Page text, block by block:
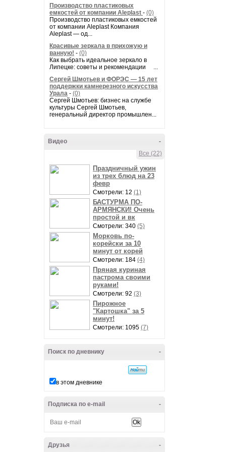
Производство пластиковых
емкостей от компании Aleplast - (0)
Производство пластиковых емкостей
от компании Aleplast Компания
Aleplast — од...
Красивые зеркала в прихожую и
ванную! - (0)
Как выбрать идеальное зеркало в
Липецке: советы и рекомендации ...
Сергей Шмотьев и ФОРЭС — 15 лет
поддержки камнерезного искусства
Урала - (0)
Сергей Шмотьев: бизнес на службе
культуры Сергей Шмотьев,
генеральный директор промышлен...
-
Видео
Все (22)
Праздничный ужин
из трех блюд на 23
февр
Смотрели: 12 (1)
БАСТУРМА ПО-
АРМЯНСКИ! Очень
простой и вк
Смотрели: 340 (5)
Морковь по-
корейски за 10
минут от корей
Смотрели: 184 (4)
Пряная куриная
пастрома своими
руками!
Смотрели: 92 (3)
Пирожное
"Картошка" за 5
минут!
Смотрели: 1095 (7)
-
Поиск по дневнику
в этом дневнике
-
Подписка по e-mail
-
Друзья